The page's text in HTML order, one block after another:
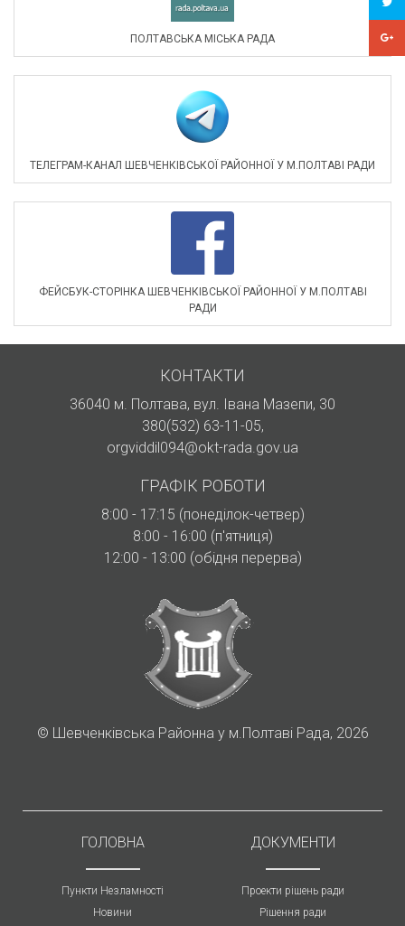
ПОЛТАВСЬКА МІСЬКА РАДА
ТЕЛЕГРАМ-КАНАЛ ШЕВЧЕНКІВСЬКОЇ РАЙОННОЇ У М.ПОЛТАВІ РАДИ
ФЕЙСБУК-СТОРІНКА ШЕВЧЕНКІВСЬКОЇ РАЙОННОЇ У М.ПОЛТАВІ
РАДИ
КОНТАКТИ
36040 м. Полтава, вул. Івана Мазепи, 30
380(532) 63-11-05,
orgviddil094@okt-rada.gov.ua
ГРАФІК РОБОТИ
8:00 - 17:15 (понеділок-четвер)
8:00 - 16:00 (п'ятниця)
12:00 - 13:00 (обідня перерва)
© Шевченківська Районна у м.Полтаві Рада, 2026
ГОЛОВНА
Пункти Незламності
Новини
ДОКУМЕНТИ
Проекти рішень ради
Рішення ради